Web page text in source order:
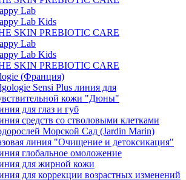
Lab
Lab Kids
SKIN PREBIOTIC CARE
Lab
Lab Kids
SKIN PREBIOTIC CARE
(Франция)
Sensi Plus линия для
кожи "Дюны"
для глаз и губ
средств со стволовыми клетками
Морской Сад (Jardin Marin)
линия "Очищение и детоксикация"
глобальное омоложение
для жирной кожи
для коррекции возрастных изменений